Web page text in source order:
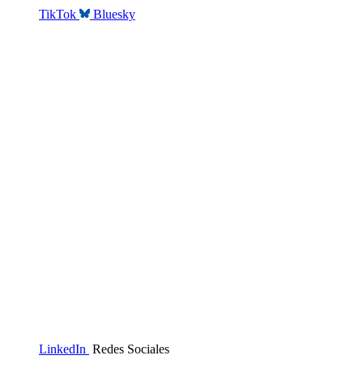
TikTok Bluesky
LinkedIn Redes Sociales